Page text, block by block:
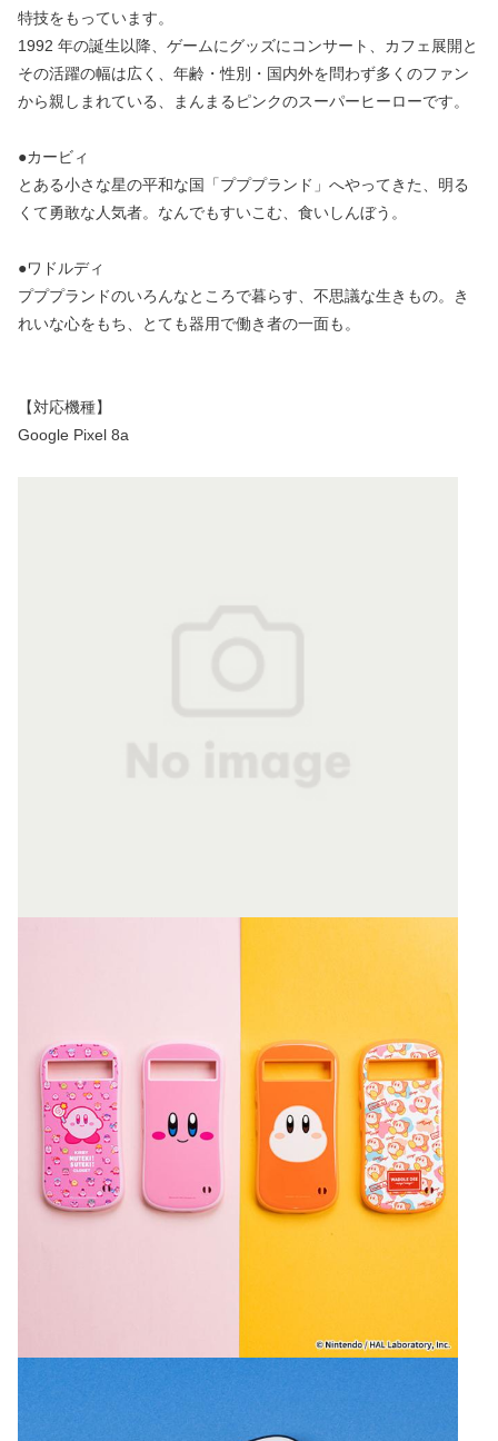
特技をもっています。
1992 年の誕生以降、ゲームにグッズにコンサート、カフェ展開と
その活躍の幅は広く、年齢・性別・国内外を問わず多くのファン
から親しまれている、まんまるピンクのスーパーヒーローです。
●カービィ
とある小さな星の平和な国「プププランド」へやってきた、明る
くて勇敢な人気者。なんでもすいこむ、食いしんぼう。
●ワドルディ
プププランドのいろんなところで暮らす、不思議な生きもの。き
れいな心をもち、とても器用で働き者の一面も。
【対応機種】
Google Pixel 8a